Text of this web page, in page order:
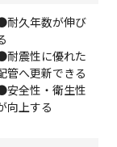
耐久年数が伸び
耐震性に優れた
管へ更新できる
安全性・衛生性
向上する